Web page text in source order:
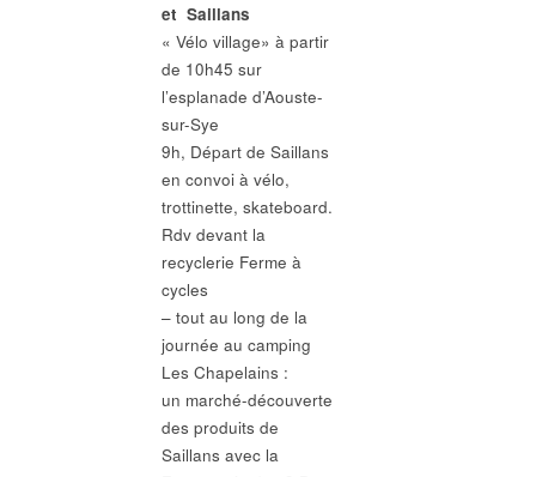
et Saillans
« Vélo village» à partir
de 10h45 sur
l’esplanade d’Aouste-
sur-Sye
9h, Départ de Saillans
en convoi à vélo,
trottinette, skateboard.
Rdv devant la
recyclerie Ferme à
cycles
– tout au long de la
journée au camping
Les Chapelains :
un marché-découverte
des produits de
Saillans avec la